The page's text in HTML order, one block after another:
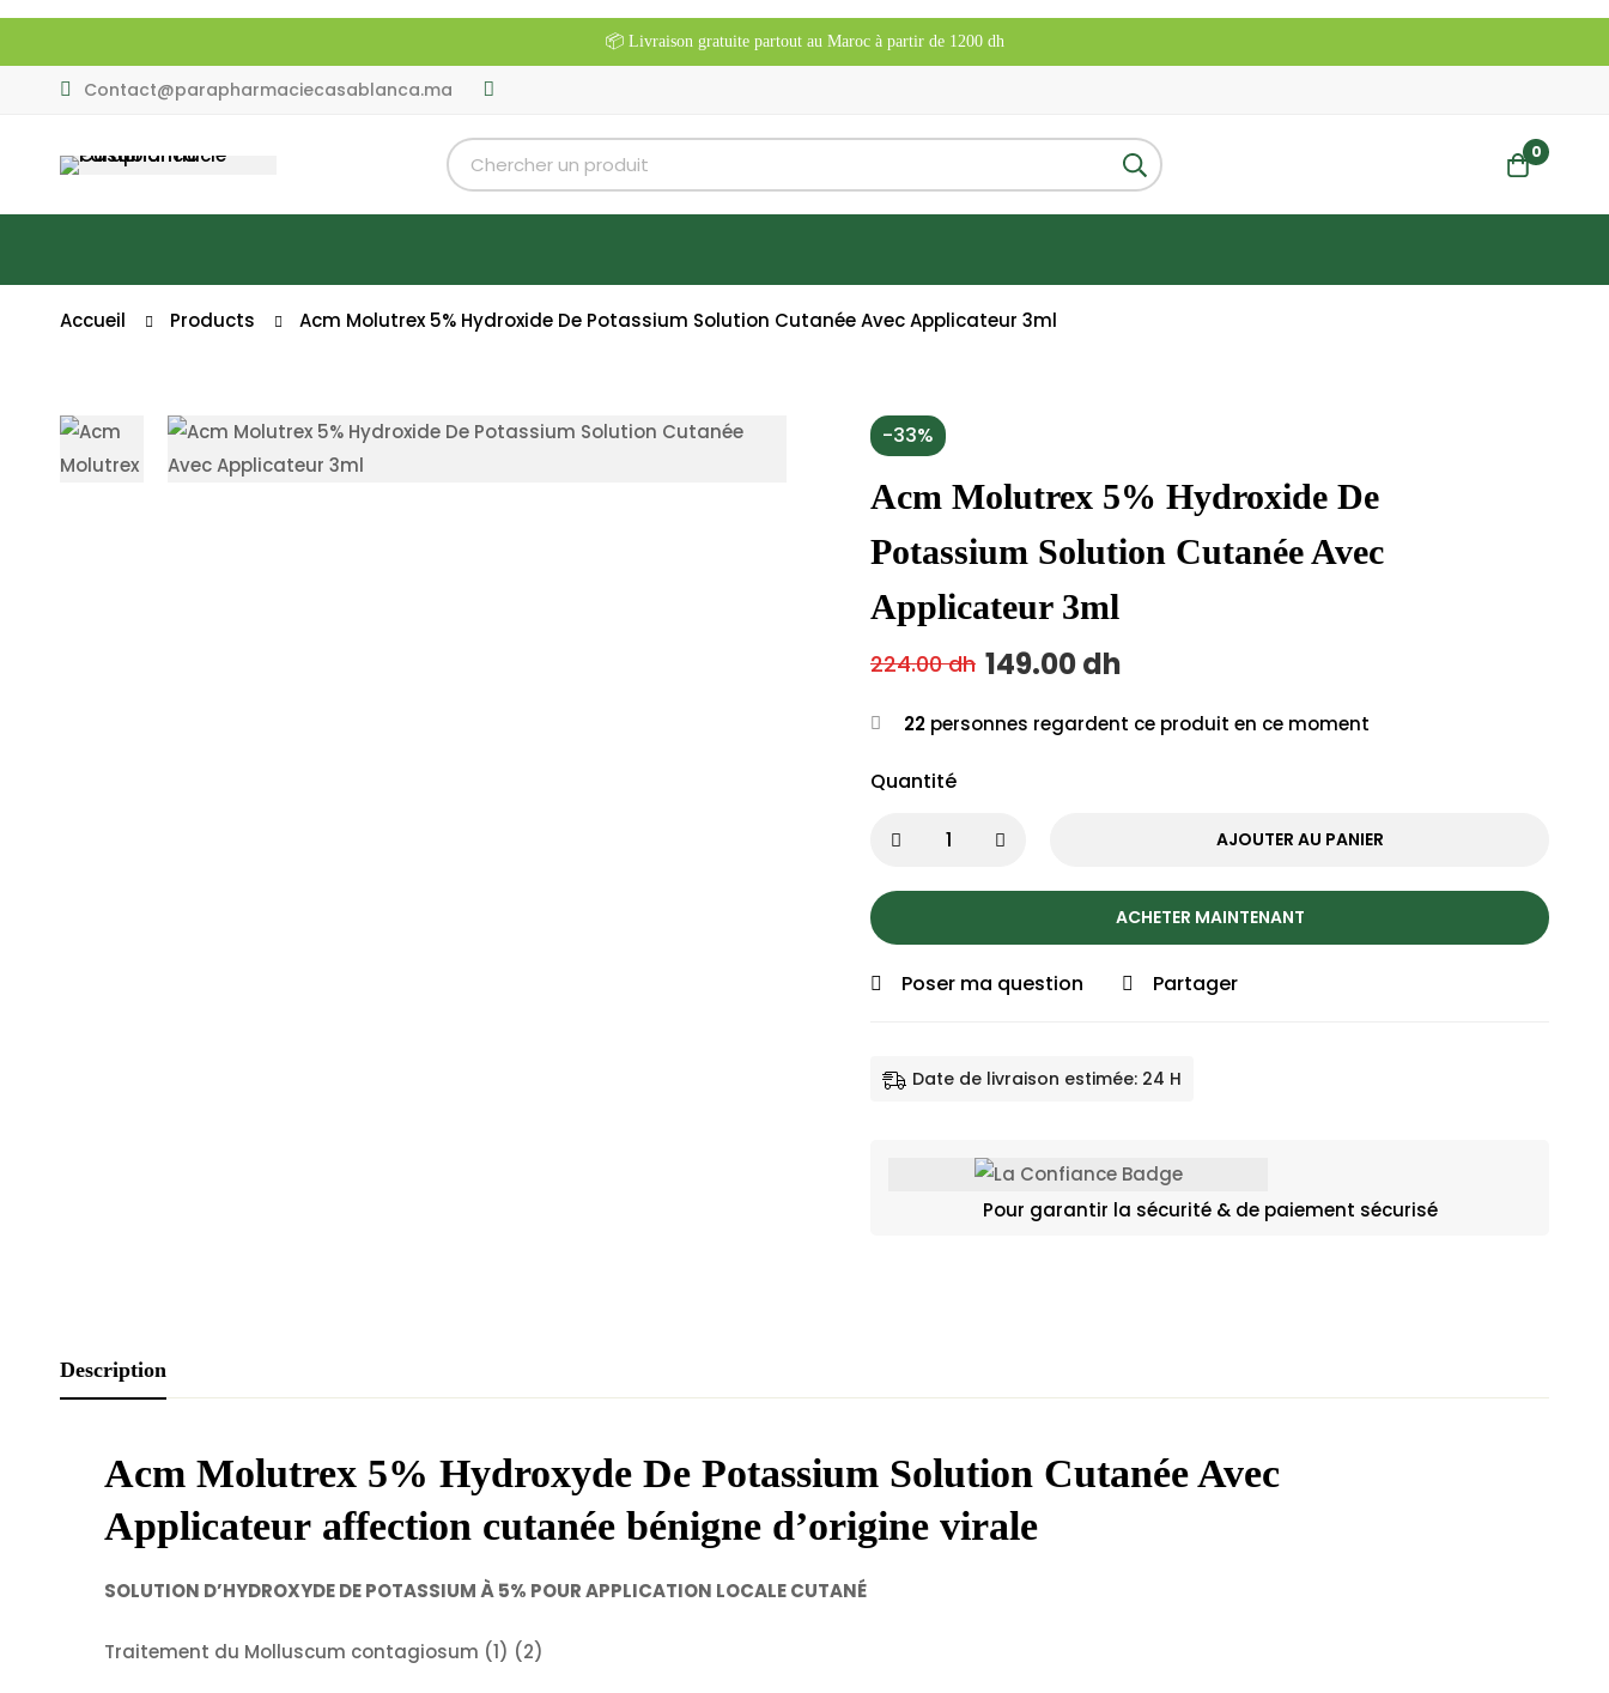
📦 Livraison gratuite partout au Maroc à partir de 1200 dh
Contact@parapharmaciecasablanca.ma
0
Accueil Products Acm Molutrex 5% Hydroxide De Potassium Solution Cutanée Avec Applicateur 3ml
-33%
Acm Molutrex 5% Hydroxide De
Potassium Solution Cutanée Avec
Applicateur 3ml
224.00dh 149.00dh
22 personnes regardent ce produit en ce moment
Quantité
AJOUTER AU PANIER
ACHETER MAINTENANT
Poser ma question Partager
Date de livraison estimée: 24 H
Pour garantir la sécurité & de paiement sécurisé
Description
Acm Molutrex 5% Hydroxyde De Potassium Solution Cutanée Avec
Applicateur affection cutanée bénigne d’origine virale
SOLUTION D’HYDROXYDE DE POTASSIUM À 5% POUR APPLICATION LOCALE CUTANÉ
Traitement du Molluscum contagiosum (1) (2)